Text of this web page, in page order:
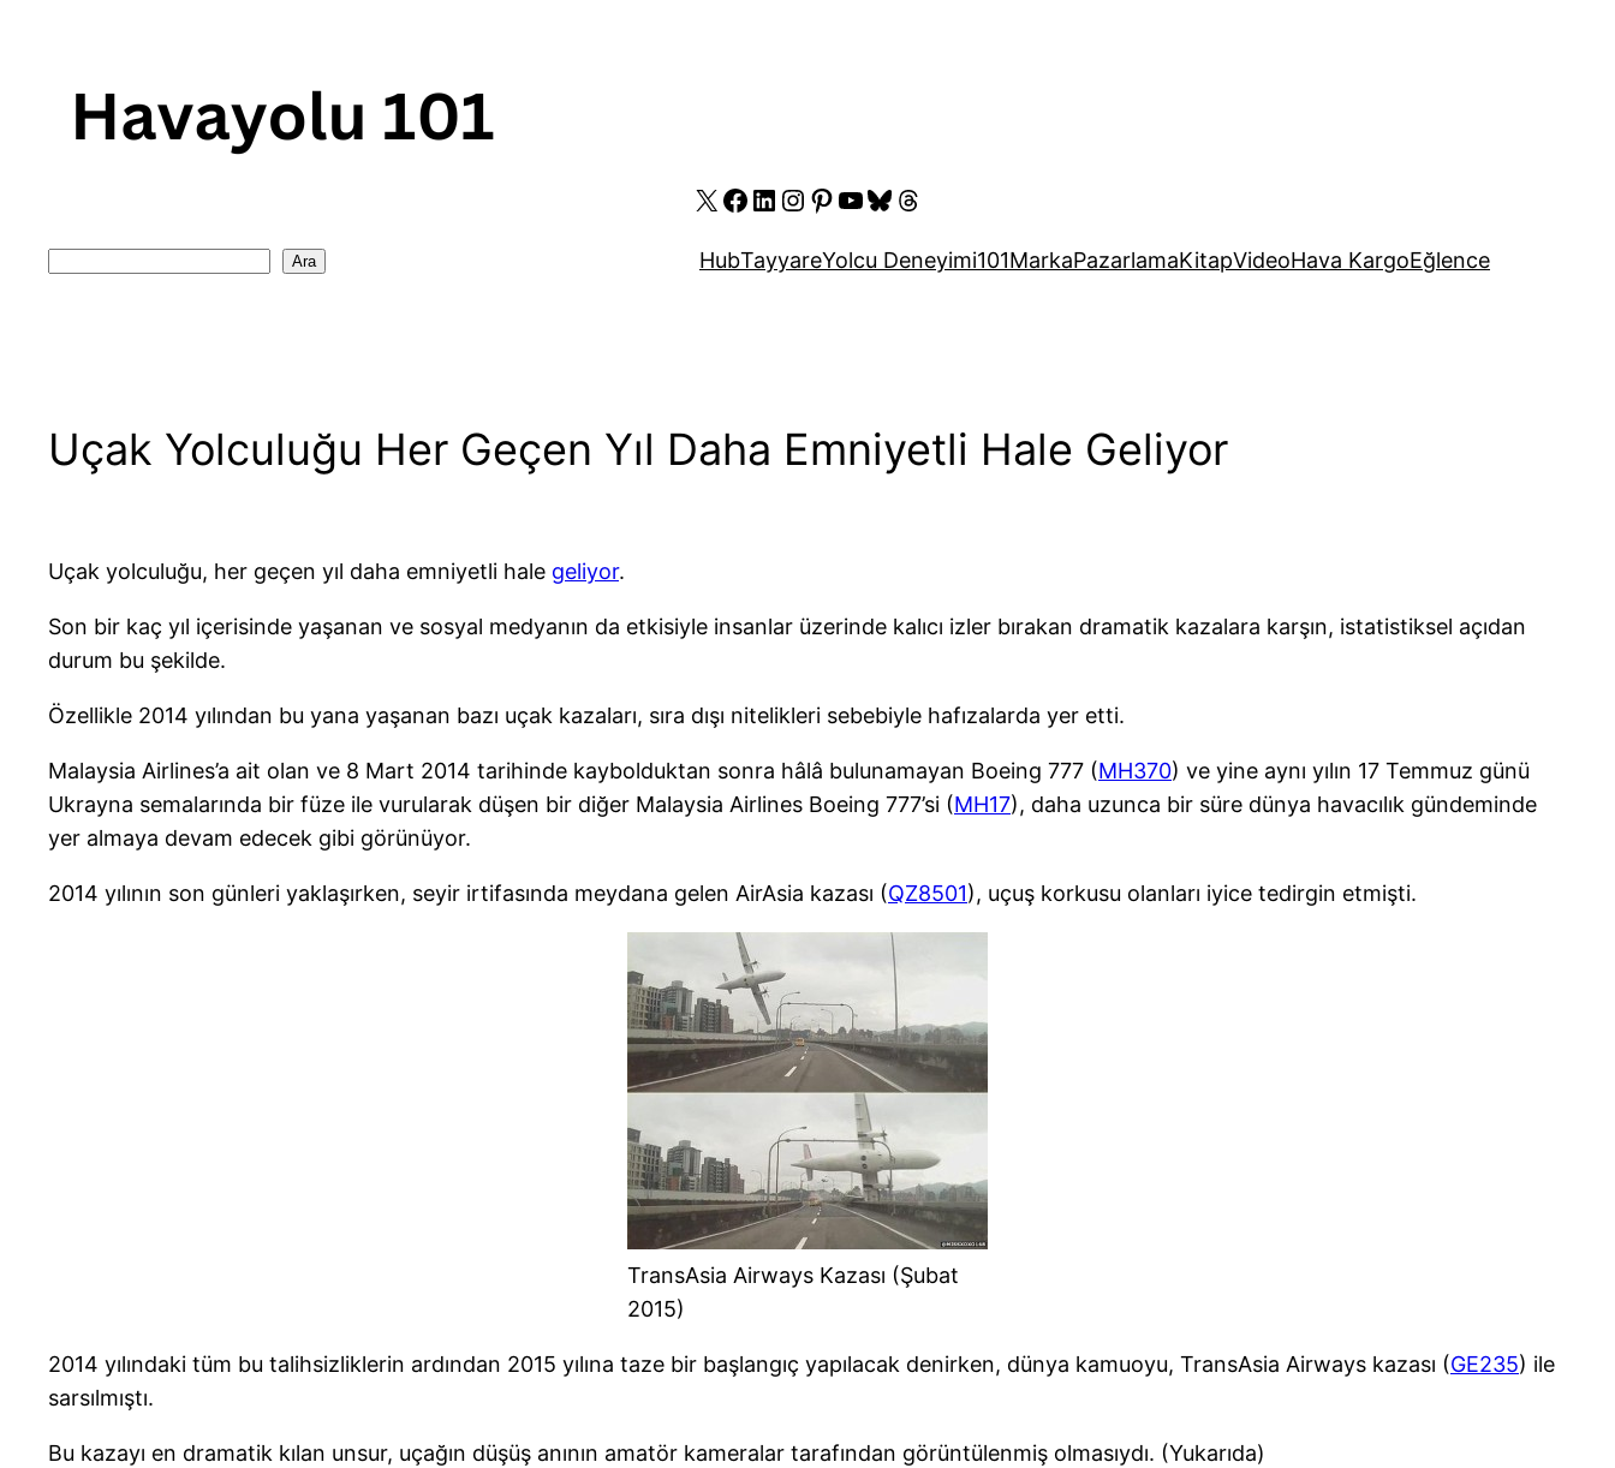
content
X Facebook
LinkedIn
Instagram
Pinterest
YouTube
Bluesky
Threads
Ara HubTayyareYolcu Deneyimi101MarkaPazarlamaKitapVideoHava KargoEğlence
Uçak Yolculuğu Her Geçen Yıl Daha Emniyetli Hale Geliyor
Uçak yolculuğu, her geçen yıl daha emniyetli hale geliyor.
Son bir kaç yıl içerisinde yaşanan ve sosyal medyanın da etkisiyle insanlar üzerinde kalıcı izler bırakan dramatik kazalara karşın, istatistiksel açıdan
durum bu şekilde.
Özellikle 2014 yılından bu yana yaşanan bazı uçak kazaları, sıra dışı nitelikleri sebebiyle hafızalarda yer etti.
Malaysia Airlines’a ait olan ve 8 Mart 2014 tarihinde kaybolduktan sonra hâlâ bulunamayan Boeing 777 (MH370) ve yine aynı yılın 17 Temmuz günü
Ukrayna semalarında bir füze ile vurularak düşen bir diğer Malaysia Airlines Boeing 777’si (MH17), daha uzunca bir süre dünya havacılık gündeminde
yer almaya devam edecek gibi görünüyor.
2014 yılının son günleri yaklaşırken, seyir irtifasında meydana gelen AirAsia kazası (QZ8501), uçuş korkusu olanları iyice tedirgin etmişti.
TransAsia Airways Kazası (Şubat
2015)
2014 yılındaki tüm bu talihsizliklerin ardından 2015 yılına taze bir başlangıç yapılacak denirken, dünya kamuoyu, TransAsia Airways kazası (GE235) ile
sarsılmıştı.
Bu kazayı en dramatik kılan unsur, uçağın düşüş anının amatör kameralar tarafından görüntülenmiş olmasıydı. (Yukarıda)